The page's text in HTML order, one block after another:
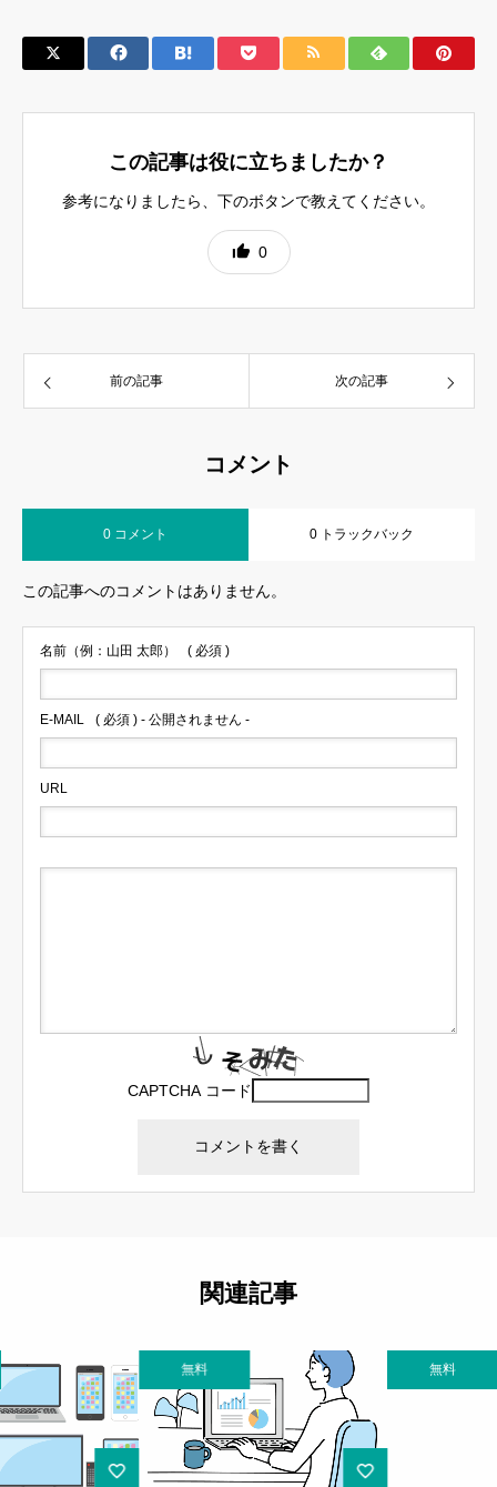
この記事は役に立ちましたか？
参考になりましたら、下のボタンで教えてください。
0
前の記事 次の記事
コメント
0 コメント 0 トラックバック
この記事へのコメントはありません。
名前（例：山田 太郎） ( 必須 )
E-MAIL ( 必須 ) - 公開されません -
URL
CAPTCHA コード
関連記事
無料 無料